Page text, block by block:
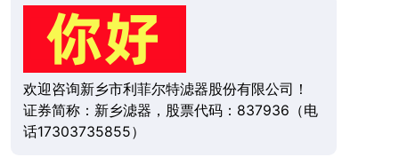
欢迎咨询新乡市利菲尔特滤器股份有限公司！
证券简称：新乡滤器，股票代码：837936（电
话17303735855）